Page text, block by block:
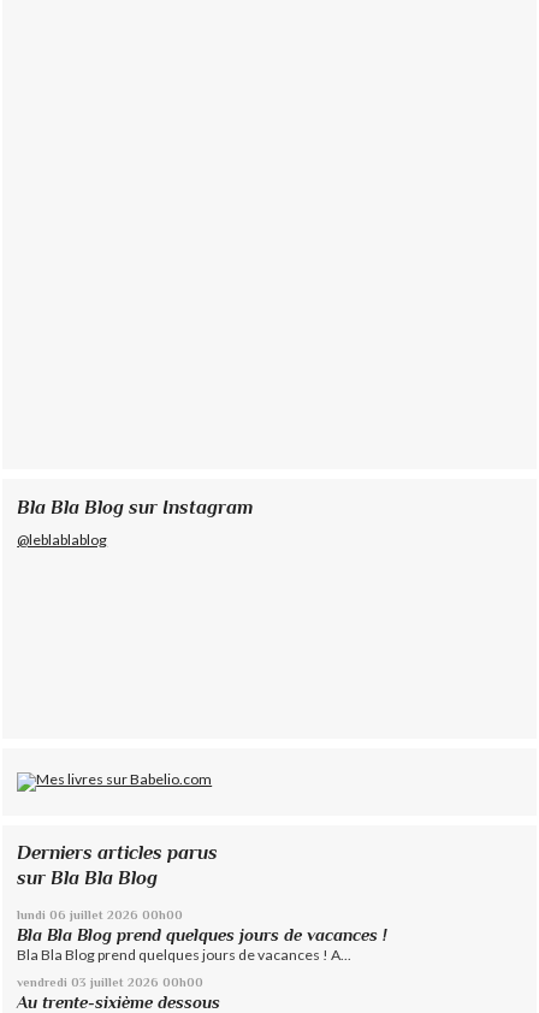
Bla Bla Blog sur Instagram
@leblablablog
Derniers articles parus
sur Bla Bla Blog
lundi 06 juillet 2026 00h00
Bla Bla Blog prend quelques jours de vacances !
Bla Bla Blog prend quelques jours de vacances ! A...
vendredi 03 juillet 2026 00h00
Au trente-sixième dessous